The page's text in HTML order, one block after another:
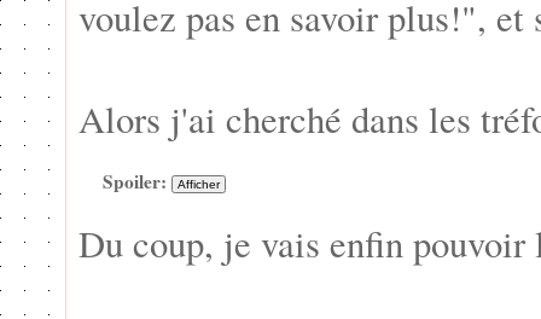
voulez pas en savoir plus!", et
Alors j'ai cherché dans les
Spoiler:
Du coup, je vais enfin